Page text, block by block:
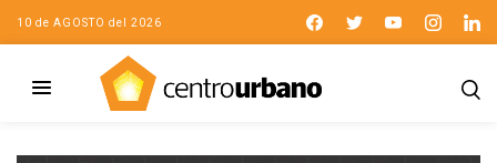
10 de AGOSTO del 2026